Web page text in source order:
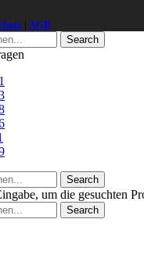
AGB
Search
Search
um die gesuchten
Search